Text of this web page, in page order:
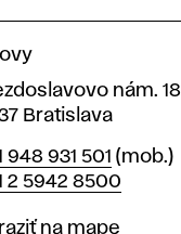
nám. 18
Bratislava
948 931 501 (mob.)
2 5942 8500
na mape